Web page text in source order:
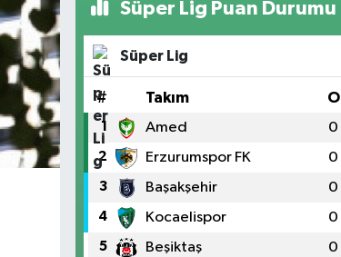
Süper Lig Puan Durumu
Süper Lig
# Takım O
1 Amed 0
2 Erzurumspor FK 0
3 Başakşehir 0
4 Kocaelispor 0
5 Beşiktaş 0